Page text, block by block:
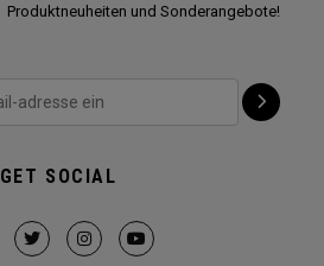
Produktneuheiten und Sonderangebote!
GET SOCIAL